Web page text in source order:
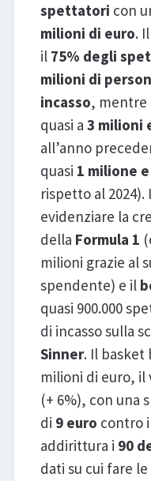
spettatori con
milioni di euro. Il
il 75% degli
milioni di
incasso, mentre
quasi a 3 milioni
all’anno
quasi 1 milione
rispetto al
evidenziare la
della Formula 1
milioni grazie al
spendente) e il
quasi 900.000
di incasso sulla
Sinner. Il basket
milioni di euro, il
(+ 6%), con una
di 9 euro contro i
addirittura i 90
dati su cui fare